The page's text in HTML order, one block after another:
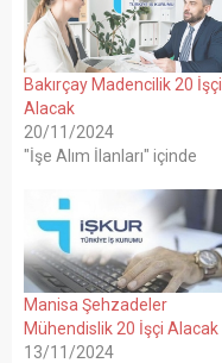
Bakırçay Madencilik 20 İşçi
Alacak
20/11/2024
"İşe Alım İlanları" içinde
Manisa Şehzadeler
Mühendislik 20 İşçi Alacak
13/11/2024